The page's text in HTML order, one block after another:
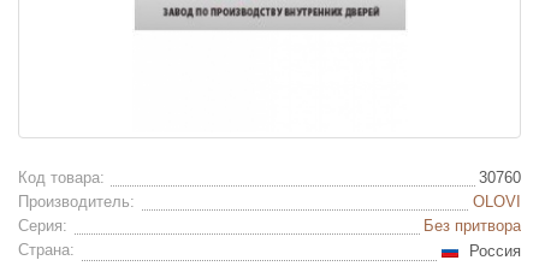
Код товара:
30760
Производитель:
OLOVI
Серия:
Без притвора
Страна:
Россия